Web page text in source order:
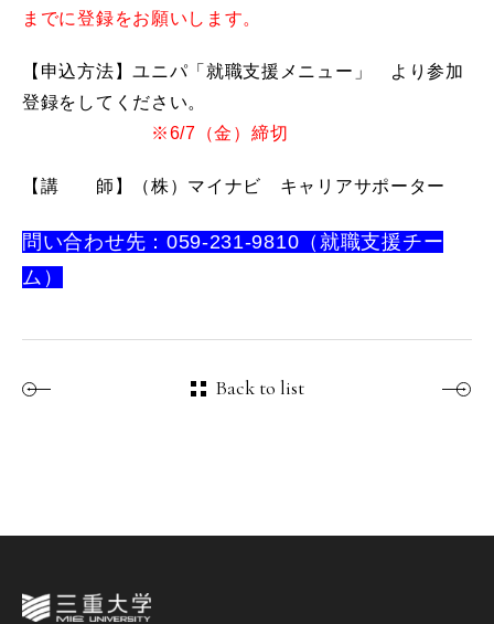
までに登録をお願いします。
【申込方法】ユニパ「就職支援メニュー」 より参加
登録をしてください。
※6/7（金）締切
【講 師】（株）マイナビ キャリアサポーター
問い合わせ先：059-231-9810（就職支援チー
ム）
Back to list